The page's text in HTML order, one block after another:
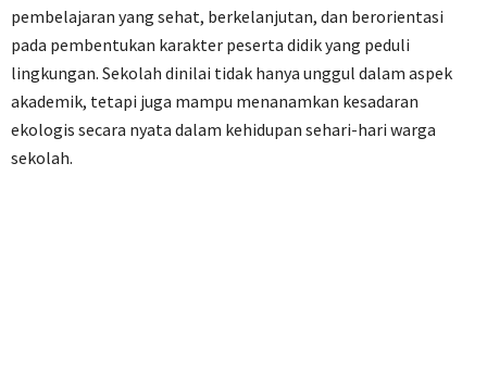
pembelajaran yang sehat, berkelanjutan, dan berorientasi
pada pembentukan karakter peserta didik yang peduli
lingkungan. Sekolah dinilai tidak hanya unggul dalam aspek
akademik, tetapi juga mampu menanamkan kesadaran
ekologis secara nyata dalam kehidupan sehari-hari warga
sekolah.